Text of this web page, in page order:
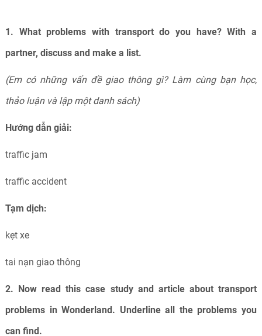
1. What problems with transport do you have? With a
partner, discuss and make a list.
(Em có những vấn đề giao thông gì? Làm cùng bạn học,
thảo luận và lập một danh sách)
Hướng dẫn giải:
traffic jam
traffic accident
Tạm dịch:
kẹt xe
tai nạn giao thông
2. Now read this case study and article about transport
problems in Wonderland. Underline all the problems you
can find.